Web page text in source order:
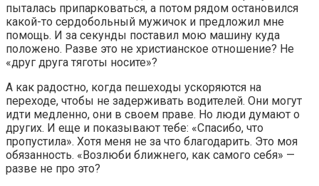
пыталась припарковаться, а потом рядом остановился
какой-то сердобольный мужичок и предложил мне
помощь. И за секунды поставил мою машину куда
положено. Разве это не христианское отношение? Не
«друг друга тяготы носите»?
А как радостно, когда пешеходы ускоряются на
переходе, чтобы не задерживать водителей. Они могут
идти медленно, они в своем праве. Но люди думают о
других. И еще и показывают тебе: «Спасибо, что
пропустила». Хотя меня не за что благодарить. Это моя
обязанность. «Возлюби ближнего, как самого себя» —
разве не про это?